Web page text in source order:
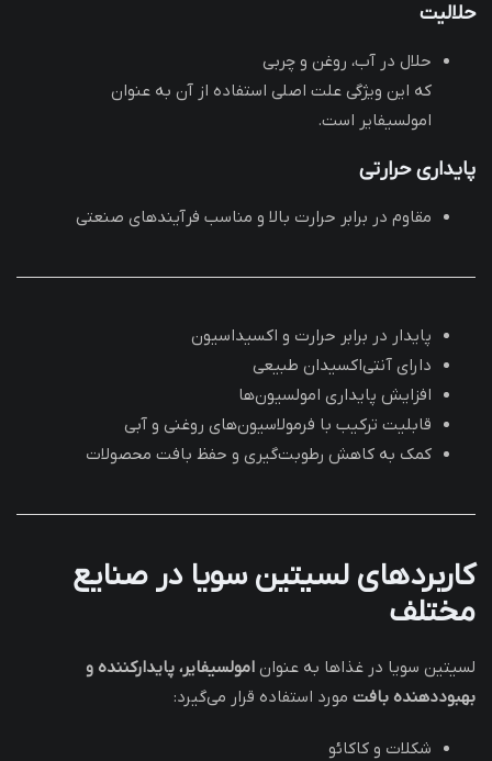
حلالیت
حلال در آب، روغن و چربی
که این ویژگی علت اصلی استفاده از آن به عنوان
امولسیفایر است.
پایداری حرارتی
مقاوم در برابر حرارت بالا و مناسب فرآیندهای صنعتی
پایدار در برابر حرارت و اکسیداسیون
دارای آنتی‌اکسیدان طبیعی
افزایش پایداری امولسیون‌ها
قابلیت ترکیب با فرمولاسیون‌های روغنی و آبی
کمک به کاهش رطوبت‌گیری و حفظ بافت محصولات
کاربردهای لسیتین سویا در صنایع
مختلف
لسیتین سویا در غذاها به عنوان امولسیفایر، پایدارکننده و
بهبوددهنده بافت مورد استفاده قرار می‌گیرد:
شکلات و کاکائو